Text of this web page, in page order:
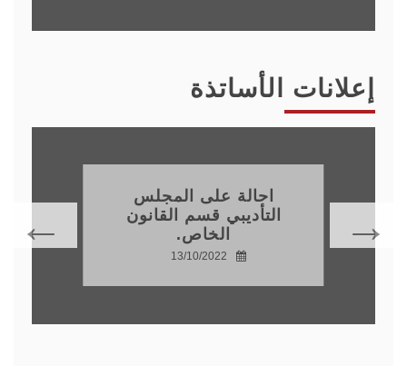
إعلانات الأساتذة
احالة على المجلس
التأديبي قسم القانون
الخاص.
13/10/2022